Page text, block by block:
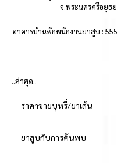
จ.พระนครศรีอยุธ
อาคารบ้านพักพนักงานยาสูบ :
..ล่าสุด..
ราคาขายบุหรี่/ยาเส้น
ยาสูบกับการค้นพบ